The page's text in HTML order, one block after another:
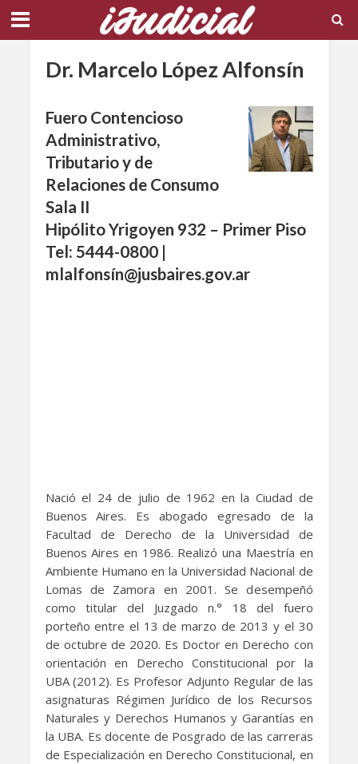
Dr. Marcelo López Alfonsín
Fuero Contencioso
Administrativo,
Tributario y de
Relaciones de Consumo
Sala II
Hipólito Yrigoyen 932 – Primer Piso
Tel: 5444-0800 |
mlalfonsín@jusbaires.gov.ar
Nació el 24 de julio de 1962 en la Ciudad de
Buenos Aires. Es abogado egresado de la
Facultad de Derecho de la Universidad de
Buenos Aires en 1986. Realizó una Maestría en
Ambiente Humano en la Universidad Nacional de
Lomas de Zamora en 2001. Se desempeñó
como titular del Juzgado n.° 18 del fuero
porteño entre el 13 de marzo de 2013 y el 30
de octubre de 2020. Es Doctor en Derecho con
orientación en Derecho Constitucional por la
UBA (2012). Es Profesor Adjunto Regular de las
asignaturas Régimen Jurídico de los Recursos
Naturales y Derechos Humanos y Garantías en
la UBA. Es docente de Posgrado de las carreras
de Especialización en Derecho Constitucional, en